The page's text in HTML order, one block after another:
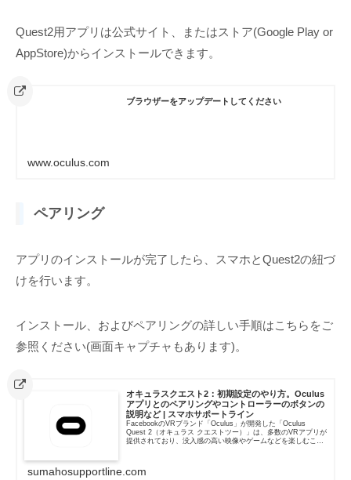
Quest2用アプリは公式サイト、またはストア(Google Play or
AppStore)からインストールできます。
ブラウザーをアップデートしてください
www.oculus.com
ペアリング
アプリのインストールが完了したら、スマホとQuest2の紐づ
けを行います。
インストール、およびペアリングの詳しい手順はこちらをご
参照ください(画面キャプチャもあります)。
オキュラスクエスト2：初期設定のやり方。Oculus
アプリとのペアリングやコントローラーのボタンの
説明など | スマホサポートライン
FacebookのVRブランド「Oculus」が開発した「Oculus
Quest 2（オキュラス クエストツー）」は、多数のVRアプリが
提供されており、没入感の高い映像やゲームなどを楽しむこと
sumahosupportline.com